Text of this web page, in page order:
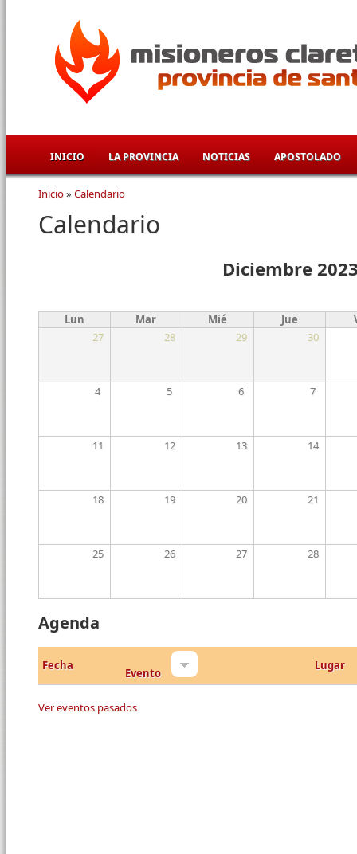
INICIO LA PROVINCIA NOTICIAS APOSTOLADO
Se encuentra usted aquí
Inicio» Calendario
Calendario
Diciembre
Lun Mar Mié Jue
27
28 29 30
4 5 6 7
11 12 13 14
18 19 20 21
25 26 27 28
Agenda
Fecha
Evento
Lugar
Ver eventos pasados